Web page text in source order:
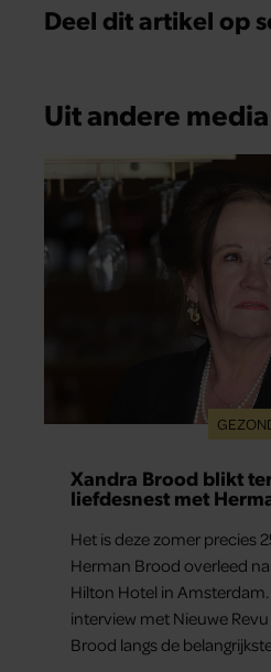
Deel dit artikel op
Uit andere media
Xandra Brood blikt
liefdesnest met
Het is deze zomer precies
Herman Brood overleed
Hilton Hotel in
interview met Nieuwe
Brood langs de